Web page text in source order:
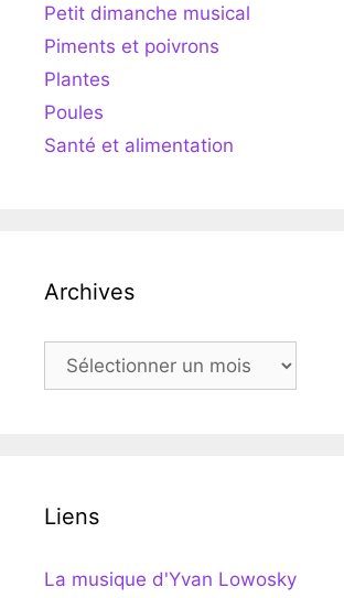
Petit dimanche musical
Piments et poivrons
Plantes
Poules
Santé et alimentation
Archives
Archives
Liens
La musique d'Yvan Lowosky